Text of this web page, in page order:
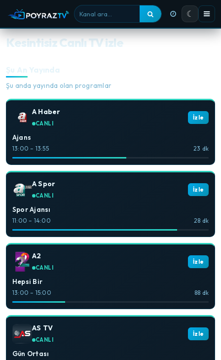
Kanal ara ☾
Kesintisiz Canlı TV izle
Şu An Yayında
Şu anda yayında olan programlar
A Haber
CANLI
İzle
Ajans
13:00 – 13:55 23 dk
A Spor
CANLI
İzle
Spor Ajansı
11:00 – 14:00 28 dk
A2
CANLI
İzle
Hepsi Bir
13:00 – 15:00 88 dk
AS TV
CANLI
İzle
Gün Ortası